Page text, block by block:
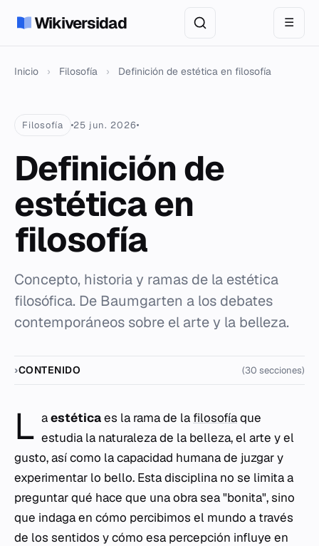
Wikiversidad ☰
Inicio › Filosofía › Definición de estética en filosofía
Filosofía 25 jun. 2026
Definición de
estética en
filosofía
Concepto, historia y ramas de la estética
filosófica. De Baumgarten a los debates
contemporáneos sobre el arte y la belleza.
CONTENIDO (30 secciones)
L aestéticaes la rama de la filosofíaque
estudia la naturaleza de la belleza, el arte y el
gusto, así como la capacidad humana de juzgar y
experimentar lo bello. Esta disciplina no se limita a
preguntar qué hace que una obra sea "bonita", sino
que indaga en cómo percibimos el mundo a través
de los sentidos y cómo esa percepción influye en